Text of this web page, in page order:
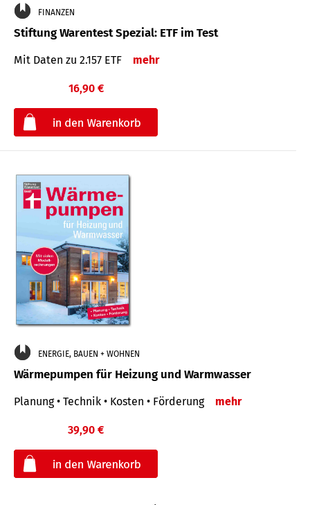
FINANZEN
Stiftung Warentest Spezial: ETF im Test
Mit Daten zu 2.157 ETF mehr
16,90 €
ENERGIE, BAUEN + WOHNEN
Wärmepumpen für Heizung und Warmwasser
Planung • Technik • Kosten • Förderung mehr
39,90 €